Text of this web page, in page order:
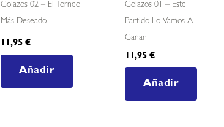
Golazos 02 – El Torneo
Más Deseado
11,95€
Añadir
Golazos 01 – Este
Partido Lo Vamos A
Ganar
11,95€
Añadir